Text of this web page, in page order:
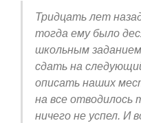
Тридцать лет
тогда ему было
школьным
сдать на
описать наших
на все отводилось
ничего не успел. И